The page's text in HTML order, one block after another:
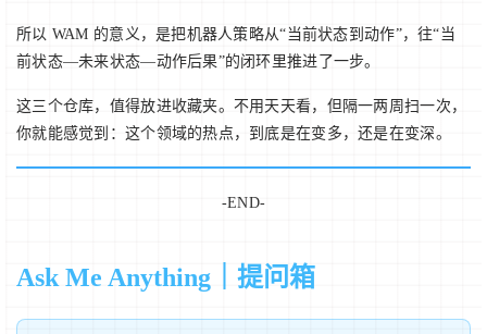
所以 WAM 的意义，是把机器人策略从“当前状态到动作”，往“当
前状态—未来状态—动作后果”的闭环里推进了一步。
这三个仓库，值得放进收藏夹。不用天天看，但隔一两周扫一次，
你就能感觉到：这个领域的热点，到底是在变多，还是在变深。
-END-
Ask Me Anything｜提问箱